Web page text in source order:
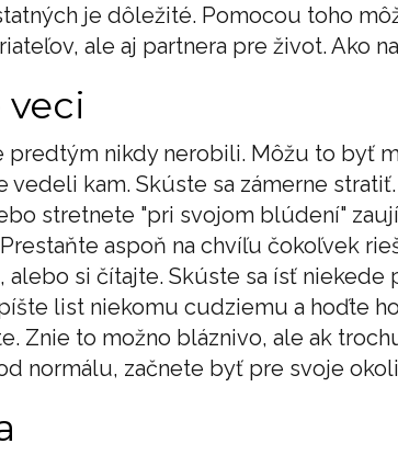
je dôležité. Pomocou toho
ale aj partnera pre život. Ako
veci
predtým nikdy nerobili. Môžu to byť
vedeli kam. Skúste sa zámerne
stretnete "pri svojom blúdení"
aspoň na chvíľu čokoľvek
si čítajte. Skúste sa ísť niekede
list niekomu cudziemu a hoďte
Znie to možno bláznivo, ale ak
normálu, začnete byť pre svoje